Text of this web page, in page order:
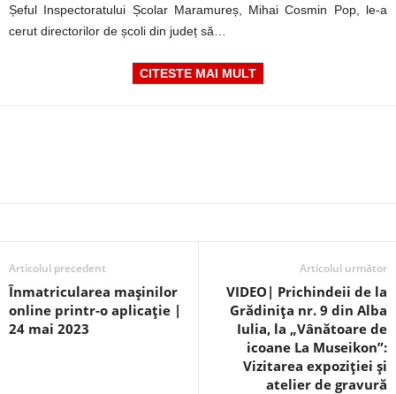
Șeful Inspectoratului Școlar Maramureș, Mihai Cosmin Pop, le-a
cerut directorilor de școli din județ să…
CITESTE MAI MULT
Articolul precedent
Înmatricularea mașinilor
online printr-o aplicație |
24 mai 2023
Articolul următor
VIDEO| Prichindeii de la
Grădinița nr. 9 din Alba
Iulia, la „Vânătoare de
icoane La Museikon”:
Vizitarea expoziției și
atelier de gravură